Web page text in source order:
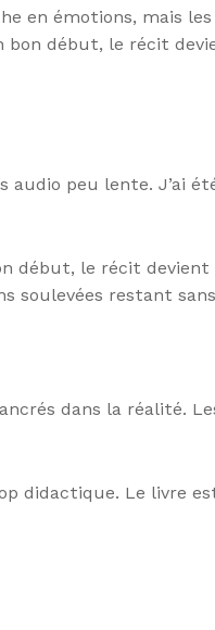
en émotions, mais les
bon début, le récit
peu lente. J’ai
début, le récit
soulevées restant
dans la réalité.
didactique. Le livre